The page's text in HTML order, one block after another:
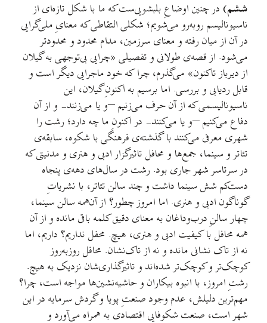
ششم) در چنین اوضاعِ بلبشویی‌ست که ما با شکل تازه‌ای از
ناسیونالیسم روبه‌رو می‌شویم؛ شکلی التقاطی که معنایِ ملی‌گرایی
در آن از میان رفته و معنای سرزمین، مدام محدود و محدودتر
می‌شود. از قصه‌ی طولانی و تفصیلی «چرایی بی‌توجهی به گیلان
از دیرباز تاکنون» می‌گذرم، چرا که خود ماجرایی دیگر است و
قابل ردیابی و بررسی. اما برسیم به اکنونِ‌ گیلان، این
ناسیونالیسمی که از آن حرف می‌زنیم –و یا می‌زنند- و از آن
دفاع می‌کنیم –و یا می‌کنند- در اکنونِ ما چه دارد؛ رشت را
شهری معرفی می‌کنند با گذشته‌ی فرهنگی با شکوه، سابقه‌ی
تئاتر و سینما، جمع‌ها و محافل تاثیرگزار ادبی و هنری و مدنیتی که
در سرتاسر شهر جاری بود. رشت در سال‌های دهه‌ی پنجاه
دست‌کم شش سینما داشت و چند سالن تئاتر، با نشریاتِ
گوناگون ادبی و هنری. اما امروز چطور؟ از آن‌همه سالن سینما،
چهار سالنِ درب‌وداغان به معنای دقیق کلمه باقی مانده و از آن
همه محافل با کیفیت ادبی و هنری، هیچ. محفل نداریم؟ داریم، اما
نه از تاک نشانی مانده و نه از تاک‌‌نشان. محافل روزبه‌روز
کوچک‌تر و کوچک‌تر شده‌اند و تاثیرگذاری‌شان نزدیک به هیچ.
رشتِ امروز، با انبوه بیکاران و حاشیه‌نشین‌ها مواجه است، چرا؟
مهم‌ترین دلیلش، عدم وجود صنعتِ پویا و گردش سرمایه در این
شهر است، صنعت شکوفایی اقتصادی به همراه می‌آورد و